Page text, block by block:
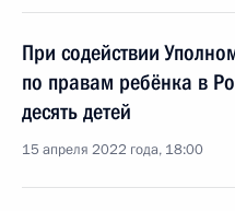
При содействии
по правам ребёнка в
десять детей
15 апреля 2022 года, 18:00